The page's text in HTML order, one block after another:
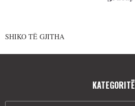
SHIKO TË GJITHA
KATEGORITË